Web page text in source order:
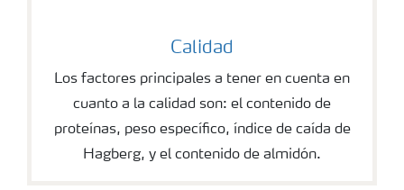
Calidad
Los factores principales a tener en cuenta en
cuanto a la calidad son: el contenido de
proteínas, peso específico, índice de caída de
Hagberg, y el contenido de almidón.